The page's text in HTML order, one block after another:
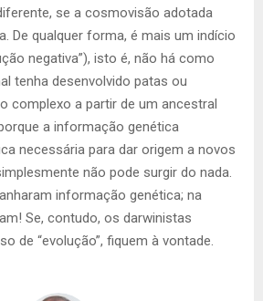
se a cosmovisão adotada
De qualquer forma, é mais um indício
negativa”), isto é, não há como
tenha desenvolvido patas ou
complexo a partir de um ancestral
a informação genética
necessária para dar origem a novos
não pode surgir do nada.
informação genética; na
Se, contudo, os darwinistas
de “evolução”, fiquem à vontade.